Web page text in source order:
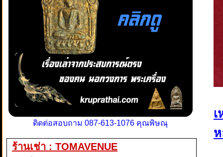
ติดต่อสอบถาม 087-613-1076 คุณพิษณุ
ร้านเช่า : TOMAVENUE